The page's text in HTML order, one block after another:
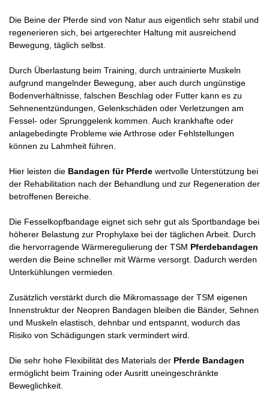
Die Beine der Pferde sind von Natur aus eigentlich sehr stabil und
regenerieren sich, bei artgerechter Haltung mit ausreichend
Bewegung, täglich selbst.
Durch Überlastung beim Training, durch untrainierte Muskeln
aufgrund mangelnder Bewegung, aber auch durch ungünstige
Bodenverhältnisse, falschen Beschlag oder Futter kann es zu
Sehnenentzündungen, Gelenkschäden oder Verletzungen am
Fessel- oder Sprunggelenk kommen. Auch krankhafte oder
anlagebedingte Probleme wie Arthrose oder Fehlstellungen
können zu Lahmheit führen.
Hier leisten die Bandagen für Pferde wertvolle Unterstützung bei
der Rehabilitation nach der Behandlung und zur Regeneration der
betroffenen Bereiche.
Die Fesselkopfbandage eignet sich sehr gut als Sportbandage bei
höherer Belastung zur Prophylaxe bei der täglichen Arbeit. Durch
die hervorragende Wärmeregulierung der TSM Pferdebandagen
werden die Beine schneller mit Wärme versorgt. Dadurch werden
Unterkühlungen vermieden.
Zusätzlich verstärkt durch die Mikromassage der TSM eigenen
Innenstruktur der Neopren Bandagen bleiben die Bänder, Sehnen
und Muskeln elastisch, dehnbar und entspannt, wodurch das
Risiko von Schädigungen stark vermindert wird.
Die sehr hohe Flexibilität des Materials der Pferde Bandagen
ermöglicht beim Training oder Ausritt uneingeschränkte
Beweglichkeit.